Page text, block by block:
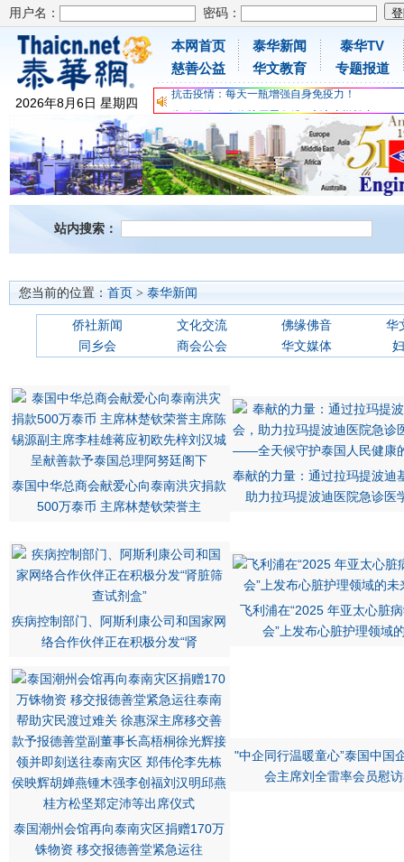
用户名： 密码：
2026年8月6日 星期四
本网首页
慈善公益
泰华新闻
华文教育
泰华TV
专题报道
为时不晚，人体胶原蛋白维C应该这样补充
关爱儿童健康，免费领取日本原装尤妮佳超立体
抗击疫情：每天一瓶增强自身免疫力！
为时不晚，人体胶原蛋白维C应该这样补充
关爱儿童健康，免费领取日本原装尤妮佳超立体
抗击疫情：每天一瓶增强自身免疫力！
站内搜索：
您当前的位置： 首页 > 泰华新闻
侨社新闻 文化交流 佛缘佛音
华
同乡会
商会公会 华文媒体
泰国中华总商会献爱心向泰南洪灾捐款
500万泰币 主席林楚钦荣誉主
奉献的力量：通过拉玛提波迪
助力拉玛提波迪医院急诊医
疾病控制部门、阿斯利康公司和国家网
络合作伙伴正在积极分发“肾
飞利浦在“2025 年亚太心脏
会”上发布心脏护理领域
泰国潮州会馆再向泰南灾区捐赠170万
铢物资 移交报德善堂紧急运往
"中企同行温暖童心”泰国中国
会主席刘全雷率会员慰